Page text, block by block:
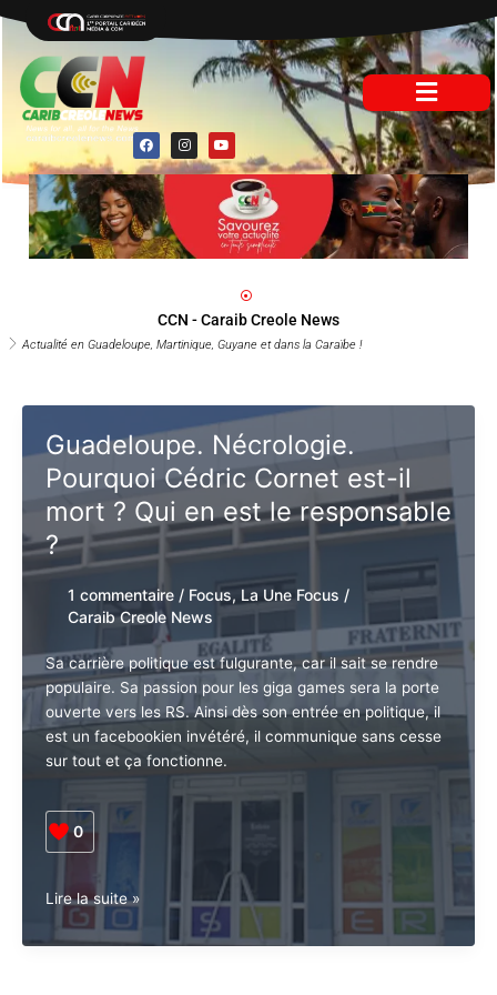
contenu
F
a
c
e
b
o
o
k
I
n
s
t
m
Y
o
u
t
b
e
Actualité en Guadeloupe, Martinique, Guyane et dans la Caraïbe !
CCN - Caraib Creole News
Guadeloupe. Nécrologie.
Pourquoi Cédric Cornet est-il
mort ? Qui en est le responsable
?
1 commentaire / Focus, La Une Focus /
Caraib Creole News
Sa carrière politique est fulgurante, car il sait se rendre
populaire. Sa passion pour les giga games sera la porte
ouverte vers les RS. Ainsi dès son entrée en politique, il
est un facebookien invétéré, il communique sans cesse
sur tout et ça fonctionne.
0
Guadeloupe.
Nécrologie.
Pourquoi
Lire la suite »